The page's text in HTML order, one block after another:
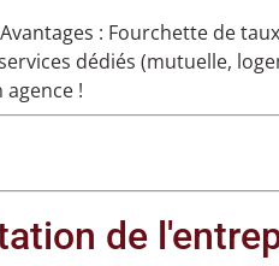
: Fourchette de
dédiés (mutuelle,
!
de